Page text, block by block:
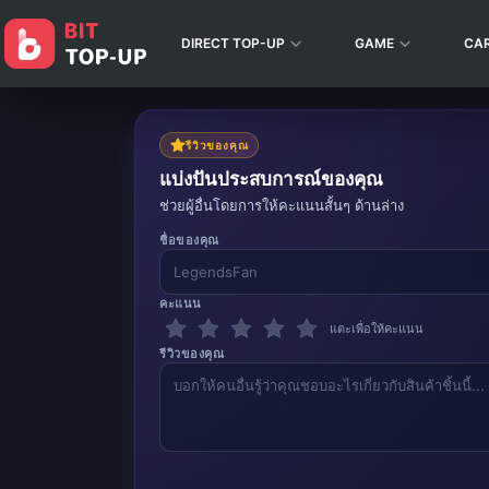
DIRECT TOP-UP GAME
รีวิวของคุณ
แบ่งปันประสบการณ์ของคุณ
ช่วยผู้อื่นโดยการให้คะแนนสั้นๆ ด้านล่าง
ชื่อของคุณ
คะแนน
แตะเพื่อให้คะแนน
รีวิวของคุณ